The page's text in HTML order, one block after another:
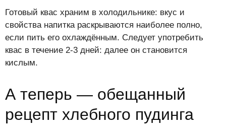
Готовый квас храним в холодильнике: вкус и
свойства напитка раскрываются наиболее полно,
если пить его охлаждённым. Следует употребить
квас в течение 2-3 дней: далее он становится
кислым.
А теперь — обещанный
рецепт хлебного пудинга